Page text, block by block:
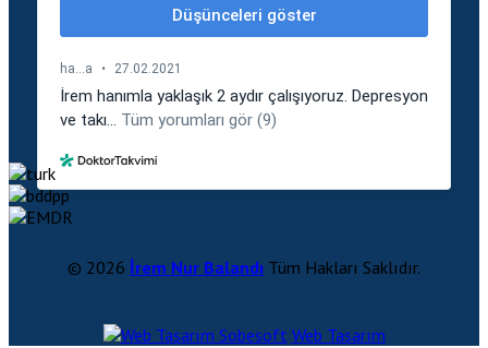
© 2026 İrem Nur Balandı Tüm Hakları Saklıdır.
Sobesoft Web Tasarım